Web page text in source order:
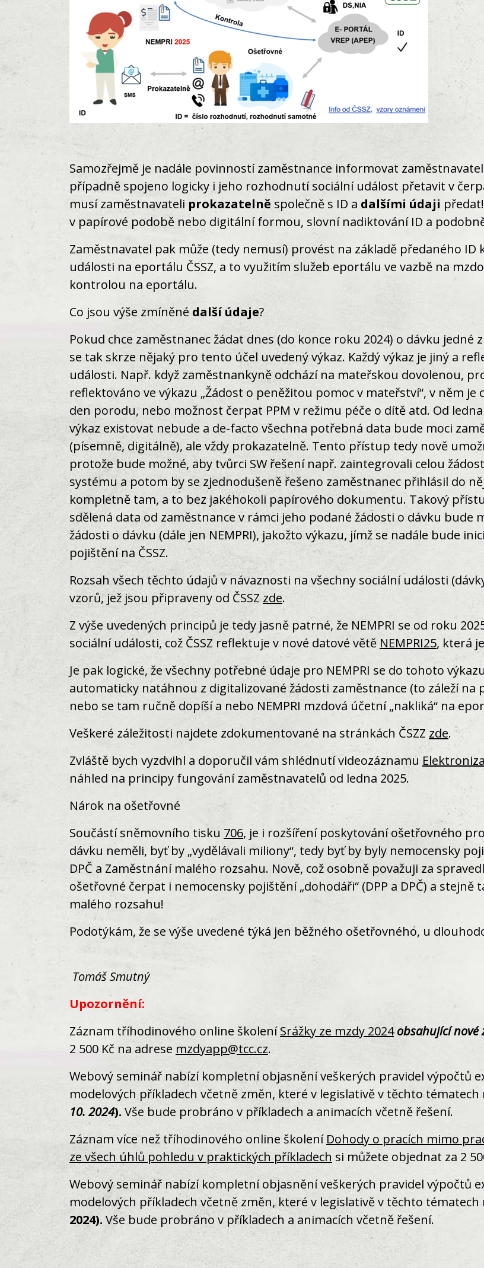
Samozřejmě je nadále povinností zaměstnance informovat
případně spojeno logicky i jeho rozhodnutí sociální událost přetavit v
musí zaměstnavateli prokazatelně společně s ID a dalšími údaji
v papírové podobě nebo digitální formou, slovní nadiktování ID a
Zaměstnavatel pak může (tedy nemusí) provést na základě předaného
události na eportálu ČSSZ, a to využitím služeb eportálu ve vazbě na
kontrolou na eportálu.
Co jsou výše zmíněné další údaje?
Pokud chce zaměstnanec žádat dnes (do konce roku 2024) o dávku jedné
se tak skrze nějaký pro tento účel uvedený výkaz. Každý výkaz je jiný a
události. Např. když zaměstnankyně odchází na mateřskou dovolenou,
reflektováno ve výkazu „Žádost o peněžitou pomoc v mateřství“, v něm
den porodu, nebo možnost čerpat PPM v režimu péče o dítě atd. Od
výkaz existovat nebude a de-facto všechna potřebná data bude moci
(písemně, digitálně), ale vždy prokazatelně. Tento přístup tedy nově
protože bude možné, aby tvůrci SW řešení např. zaintegrovali celou
systému a potom by se zjednodušeně řešeno zaměstnanec přihlásil do
kompletně tam, a to bez jakéhokoli papírového dokumentu. Takový
sdělená data od zaměstnance v rámci jeho podané žádosti o dávku
žádosti o dávku (dále jen NEMPRI), jakožto výkazu, jímž se nadále bude
pojištění na ČSSZ.
Rozsah všech těchto údajů v návaznosti na všechny sociální události
vzorů, jež jsou připraveny od ČSSZ zde.
Z výše uvedených principů je tedy jasně patrné, že NEMPRI se od roku
sociální události, což ČSSZ reflektuje v nové datové větě NEMPRI25, která
Je pak logické, že všechny potřebné údaje pro NEMPRI se do tohoto
automaticky natáhnou z digitalizované žádosti zaměstnance (to záleží na
nebo se tam ručně dopíší a nebo NEMPRI mzdová účetní „nakliká“ na
Veškeré záležitosti najdete zdokumentované na stránkách ČSZZ zde.
Zvláště bych vyzdvihl a doporučil vám shlédnutí videozáznamu
náhled na principy fungování zaměstnavatelů od ledna 2025.
Nárok na ošetřovné
Součástí sněmovního tisku 706, je i rozšíření poskytování ošetřovného
dávku neměli, byť by „vydělávali miliony“, tedy byť by byly nemocensky
DPČ a Zaměstnání malého rozsahu. Nově, což osobně považuji za
ošetřovné čerpat i nemocensky pojištění „dohodáři“ (DPP a DPČ) a
malého rozsahu!
Podotýkám, že se výše uvedené týká jen běžného ošetřovného, u
Tomáš Smutný
Upozornění:
Záznam tříhodinového online školeníSrážky ze mzdy 2024obsahující nové
2 500 Kč na adrese mzdyapp@tcc.cz.
Webový seminář nabízí kompletní objasnění veškerých pravidel výpočtů
modelových příkladech včetně změn, které v legislativě v těchto tématech
10. 2024). Vše bude probráno v příkladech a animacích včetně řešení.
Záznam více než tříhodinového online školení Dohody o pracích mimo
ze všech úhlů pohledu v praktických příkladech si můžete objednat za 2
Webový seminář nabízí kompletní objasnění veškerých pravidel výpočtů
modelových příkladech včetně změn, které v legislativě v těchto tématech
2024). Vše bude probráno v příkladech a animacích včetně řešení.